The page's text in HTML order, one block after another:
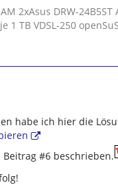
2xAsus DRW-
1 TB VDSL-250
habe ich hier die
Beitrag #6 beschrieben.